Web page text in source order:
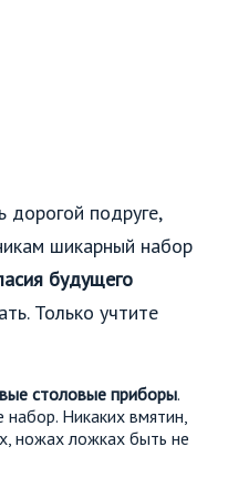
дорогой подруге,
шикарный набор
будущего
Только учтите
столовые приборы.
Никаких вмятин,
ножах ложках быть не